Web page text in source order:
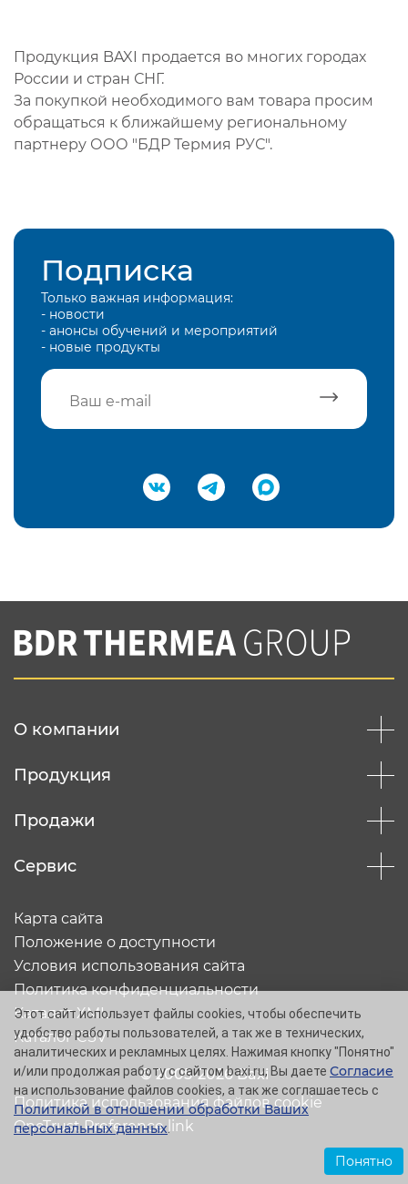
Продукция BAXI продается во многих городах
России и стран СНГ.
За покупкой необходимого вам товара просим
обращаться к ближайшему региональному
партнеру ООО "БДР Термия РУС".
Подписка
Только важная информация:
- новости
- анонсы обучений и мероприятий
- новые продукты
Подтвердить e-mail
Вы соглашаетесь с нашей политикой
конфеденциальности
О компании
Продукция
Продажи
Сервис
© 2005-2026 Baxi
Карта сайта
Положение о доступности
Условия использования сайта
Политика конфиденциальности
Каталог XML
Каталог CSV
Политика использования файлов cookie
OneTrust Preference link
Этот сайт использует файлы cookies, чтобы обеспечить
удобство работы пользователей, а так же в технических,
аналитических и рекламных целях. Нажимая кнопку "Понятно"
и/или продолжая работу с сайтом baxi.ru, Вы даете Согласие
на использование файлов cookies, а так же соглашаетесь с
Политикой в отношении обработки Ваших
персональных данных.
Понятно